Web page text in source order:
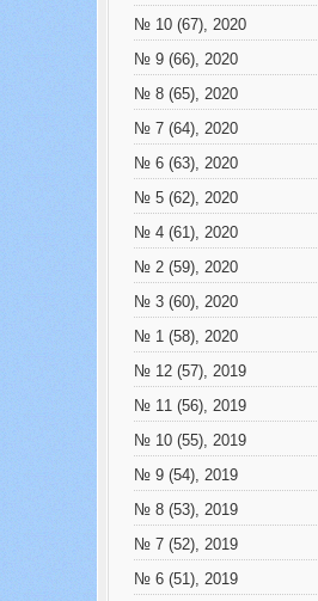
№ 10 (67), 2020
№ 9 (66), 2020
№ 8 (65), 2020
№ 7 (64), 2020
№ 6 (63), 2020
№ 5 (62), 2020
№ 4 (61), 2020
№ 2 (59), 2020
№ 3 (60), 2020
№ 1 (58), 2020
№ 12 (57), 2019
№ 11 (56), 2019
№ 10 (55), 2019
№ 9 (54), 2019
№ 8 (53), 2019
№ 7 (52), 2019
№ 6 (51), 2019